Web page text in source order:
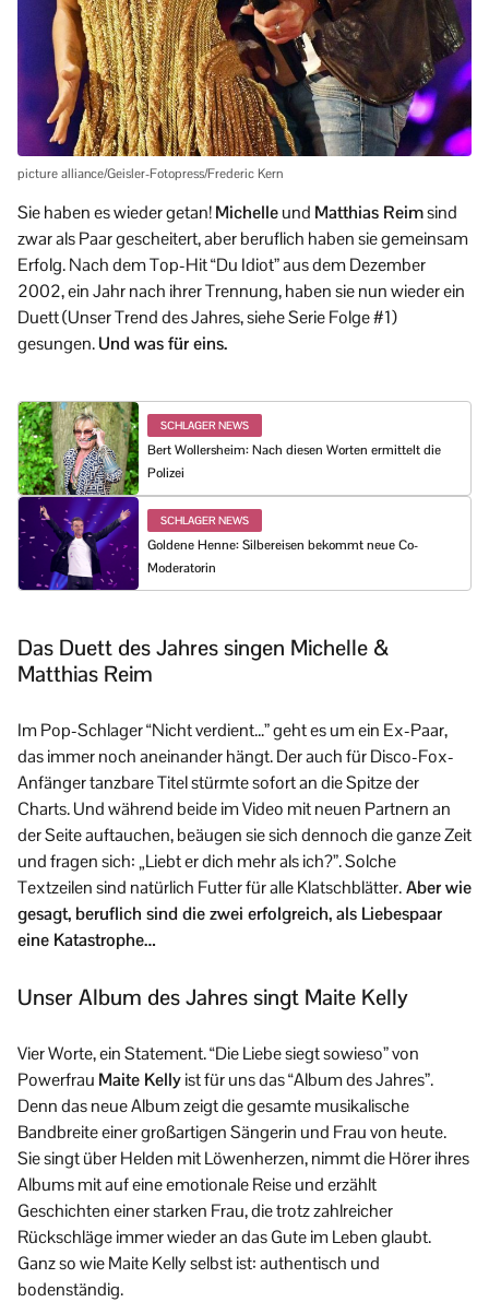
picture alliance/Geisler-Fotopress/Frederic Kern
Sie haben es wieder getan!Michelleund Matthias Reimsind
zwar als Paar gescheitert, aber beruflich haben sie gemeinsam
Erfolg. Nach dem Top-Hit “Du Idiot” aus dem Dezember
2002, ein Jahr nach ihrer Trennung, haben sie nun wieder ein
Duett (Unser Trend des Jahres, siehe Serie Folge #1)
gesungen.Und was für eins.
SCHLAGER NEWS
Bert Wollersheim: Nach diesen Worten ermittelt die
Polizei
SCHLAGER NEWS
Goldene Henne: Silbereisen bekommt neue Co-
Moderatorin
Das Duett des Jahres singen Michelle &
Matthias Reim
Im Pop-Schlager “Nicht verdient…” geht es um ein Ex-Paar,
das immer noch aneinander hängt. Der auch für Disco-Fox-
Anfänger tanzbare Titel stürmte sofort an die Spitze der
Charts. Und während beide im Video mit neuen Partnern an
der Seite auftauchen, beäugen sie sich dennoch die ganze Zeit
und fragen sich: „Liebt er dich mehr als ich?”. Solche
Textzeilen sind natürlich Futter für alle Klatschblätter.Aber wie
gesagt, beruflich sind die zwei erfolgreich, als Liebespaar
eine Katastrophe…
Unser Album des Jahres singt Maite Kelly
Vier Worte, ein Statement. “Die Liebe siegt sowieso” von
Powerfrau Maite Kellyist für uns das “Album des Jahres”.
Denn das neue Album zeigt die gesamte musikalische
Bandbreite einer großartigen Sängerin und Frau von heute.
Sie singt über Helden mit Löwenherzen, nimmt die Hörer ihres
Albums mit auf eine emotionale Reise und erzählt
Geschichten einer starken Frau, die trotz zahlreicher
Rückschläge immer wieder an das Gute im Leben glaubt.
Ganz so wie Maite Kelly selbst ist: authentisch und
bodenständig.